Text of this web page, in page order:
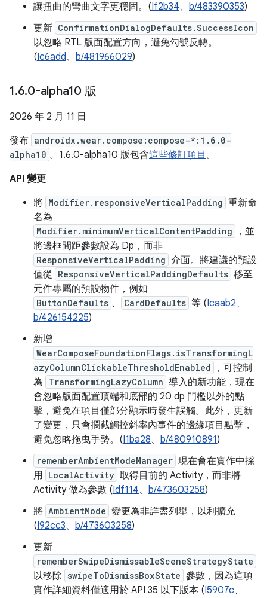
讓扭曲的彎曲文字更穩固。(If2b34、 b/483390353)
更新 ConfirmationDialogDefaults.SuccessIcon
以忽略 RTL 版面配置方向，避免勾號反轉。
(Ic6add、 b/481966029)
1.6.0-alpha10 版
2026 年 2 月 11 日
發布 androidx.wear.compose:compose-*:1.6.0-
alpha10 。1.6.0-alpha10 版包含這些修訂項目 。
API 變更
將 Modifier.responsiveVerticalPadding 重新命
名為
Modifier.minimumVerticalContentPadding
，並
將邊框間距參數設為 Dp，而非
ResponsiveVerticalPadding 介面。將建議的預設
值從 ResponsiveVerticalPaddingDefaults 移至
元件專屬的預設物件，例如
ButtonDefaults 、 CardDefaults 等 (Icaab2、
b/426154225)
新增
WearComposeFoundationFlags.isTransformingL
azyColumnClickableThresholdEnabled
，可控制
為 TransformingLazyColumn 導入的新功能，現在
會忽略版面配置頂端和底部的 20 dp 門檻以外的點
擊，避免在項目僅部分顯示時發生誤觸。此外，更新
了變更，只會攔截觸控斜率內事件的邊緣項目點擊，
避免忽略拖曳手勢。(I1ba28、 b/480910891)
rememberAmbientModeManager 現在會在實作中採
用 LocalActivity 取得目前的 Activity，而非將
Activity 做為參數 (Idf114、 b/473603258)
將 AmbientMode 變更為非詳盡列舉，以利擴充
(I92cc3、 b/473603258)
更新
rememberSwipeDismissableSceneStrategyState
以移除 swipeToDismissBoxState 參數，因為這項
實作詳細資料僅適用於 API 35 以下版本 (I5907c、